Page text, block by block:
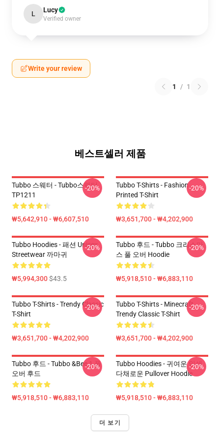
L Lucy
Verified owner
Write your review
1 / 1
베스트셀러 제품
Tubbo 스웨터 - Tubbo스웨터
TP1211
₩5,642,910 - ₩6,607,510
-20%
Tubbo T-Shirts - Fashion
Printed T-Shirt
₩3,651,700 - ₩4,202,900
-20%
Tubbo Hoodies - 패션 Unisex
Streetwear 까마귀
₩5,994,300$43.5
-20%
Tubbo 후드 - Tubbo 크리스마
스 풀 오버 Hoodie
₩5,918,510 - ₩6,883,110
-20%
Tubbo T-Shirts - Trendy Classic
T-Shirt
₩3,651,700 - ₩4,202,900
-20%
Tubbo T-Shirts - Minecraft
Trendy Classic T-Shirt
₩3,651,700 - ₩4,202,900
-20%
Tubbo 후드 - Tubbo &Bee 1 풀
오버 후드
₩5,918,510 - ₩6,883,110
-20%
Tubbo Hoodies - 귀여운 인쇄
다채로운 Pullover Hoodie
₩5,918,510 - ₩6,883,110
-20%
더 보기